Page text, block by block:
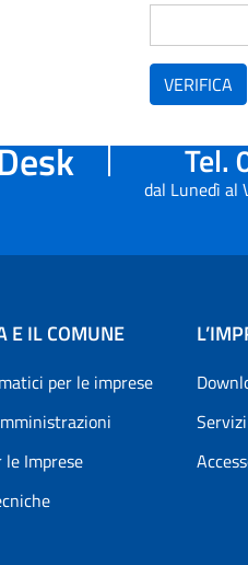
VERIFICA
Tel.
dal Lunedì al
E IL COMUNE
per le imprese
le Imprese
Servizi